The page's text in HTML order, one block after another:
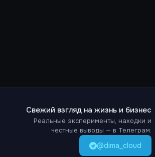
Свежий взгляд на жизнь и бизнес
Реальные эксперименты, находки и
честные выводы — в Телеграм.
@dima_cloud